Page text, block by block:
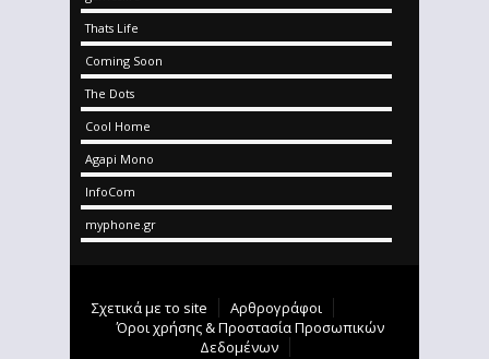
Thats Life
Coming Soon
The Dots
Cool Home
Agapi Mono
InfoCom
myphone.gr
Σχετικά με το site
Αρθρογράφοι
Όροι χρήσης & Προστασία Προσωπικών
Δεδομένων